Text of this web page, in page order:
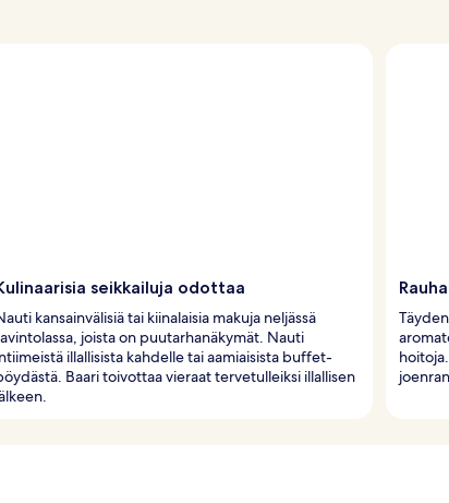
seikkailuja odottaa
kansainvälisiä tai kiinalaisia makuja neljässä
joista on puutarhanäkymät. Nauti
illallisista kahdelle tai aamiaisista buffet-
Baari toivottaa vieraat tervetulleiksi illallisen